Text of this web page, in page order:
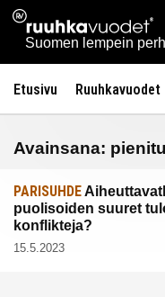
Siirry
sisältöön
Ruuhkavuodet.fi
Suomen lempein
Etusivu Ruuhkavuodet
Avainsana:
PARISUHDE
puolisoiden suuret
konflikteja?
15.5.2023